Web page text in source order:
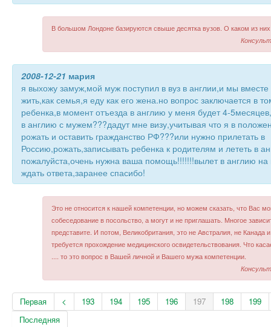
В большом Лондоне базируются свыше десятка вузов. О каком из
2008-12-21 мария
я выхожу замуж,мой муж поступил в вуз в англии,и мы
жить,как семья,я еду как его жена.но вопрос заключается в
ребенка,в момент отъезда в англию у меня будет 4-
в англию с мужем???дадут мне визу,учитывая что я в
рожать и оставить гражданство РФ???или нужно прилетать в
Россию,рожать,записывать ребенка к родителям и лететь в
пожалуйста,очень нужна ваша помощь!!!!!!!вылет в англию
ждать ответа,заранее спасибо!
Это не относится к нашей компетенции, но можем сказать, что Вас
собеседование в посольство, а могут и не приглашать. Многое
представите. И потом, Великобритания, это не Австралия, не Канада
требуется прохождение медицинского освидетельствования. Что
.... то это вопрос в Вашей личной и Вашего мужа компетенции.
Первая < 193 194 195 196 197 198
199
Последняя